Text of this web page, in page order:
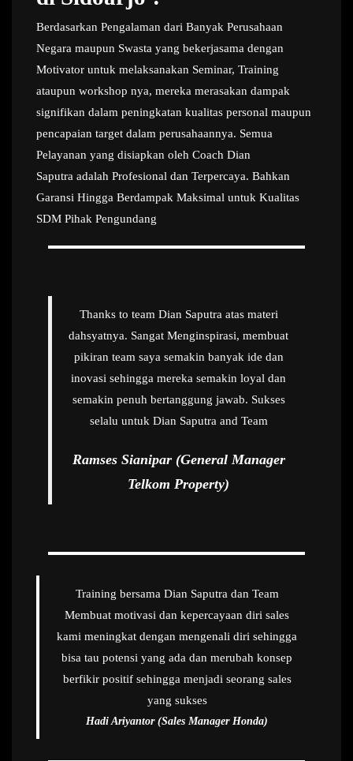
Berdasarkan Pengalaman dari Banyak Perusahaan
Negara maupun Swasta yang bekerjasama dengan
Motivator untuk melaksanakan Seminar, Training
ataupun workshop nya, mereka merasakan dampak
signifikan dalam peningkatan kualitas personal maupun
pencapaian target dalam perusahaannya. Semua
Pelayanan yang disiapkan oleh Coach Dian
Saputra adalah Profesional dan Terpercaya. Bahkan
Garansi Hingga Berdampak Maksimal untuk Kualitas
SDM Pihak Pengundang
Thanks to team Dian Saputra atas materi
dahsyatnya. Sangat Menginspirasi, membuat
pikiran team saya semakin banyak ide dan
inovasi sehingga mereka semakin loyal dan
semakin penuh bertanggung jawab. Sukses
selalu untuk Dian Saputra and Team
Ramses Sianipar (General Manager
Telkom Property)
Training bersama Dian Saputra dan Team
Membuat motivasi dan kepercayaan diri sales
kami meningkat dengan mengenali diri sehingga
bisa tau potensi yang ada dan merubah konsep
berfikir positif sehingga menjadi seorang sales
yang sukses
Hadi Ariyantor (Sales Manager Honda)